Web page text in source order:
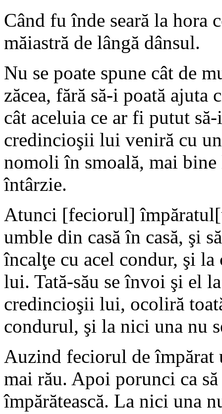
Când fu înde seară la hora
măiastră de lângă dânsul.
Nu se poate spune cât de
zăcea, fără să-i poată ajuta
cât aceluia ce ar fi putut
credincioşii lui veniră cu
nomoli în smoală, mai bine
întârzie.
Atunci [feciorul]
umble din casă în casă, şi
încalţe cu acel condur, şi la
lui. Tată-său se învoi şi el
credincioşii lui, ocoliră
condurul, şi la nici una nu
Auzind feciorul de împărat
mai rău. Apoi porunci ca
împărătească. La nici una